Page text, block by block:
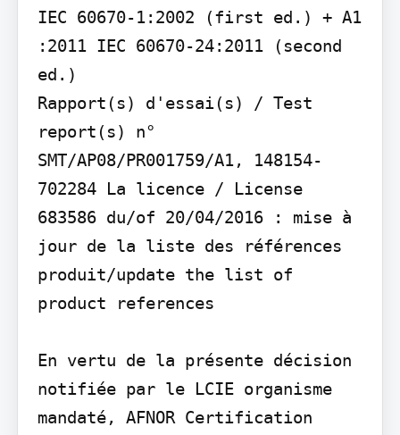
IEC 60670-1:2002 (first ed.) + A1
:2011 IEC 60670-24:2011 (second
ed.)
Rapport(s) d'essai(s) / Test
report(s) n°
SMT/AP08/PR001759/A1, 148154-
702284 La licence / License
683586 du/of 20/04/2016 : mise à
jour de la liste des références
produit/update the list of
product references
En vertu de la présente décision
notifiée par le LCIE organisme
mandaté, AFNOR Certification